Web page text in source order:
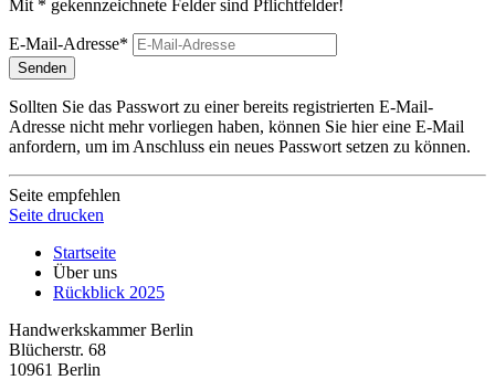
Mit * gekennzeichnete Felder sind Pflichtfelder!
E-Mail-Adresse*
Senden
Sollten Sie das Passwort zu einer bereits registrierten E-Mail-
Adresse nicht mehr vorliegen haben, können Sie hier eine E-Mail
anfordern, um im Anschluss ein neues Passwort setzen zu können.
Seite empfehlen
Seite drucken
Startseite
Über uns
Rückblick 2025
Handwerkskammer Berlin
Blücherstr. 68
10961 Berlin